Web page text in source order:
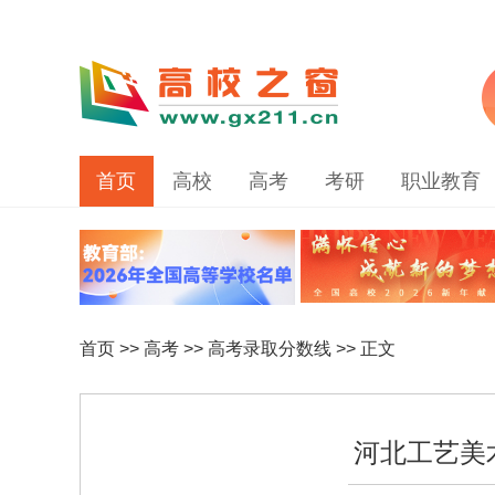
首页 高校 高考 考研 职业教育
首页 >> 高考 >> 高考录取分数线 >> 正文
河北工艺美